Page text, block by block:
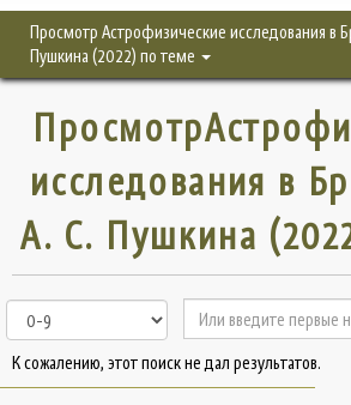
Просмотр Астрофизические исследования в
Пушкина (2022) по теме
исследования в
А. С. Пушкина
К сожалению, этот поиск не дал результатов.